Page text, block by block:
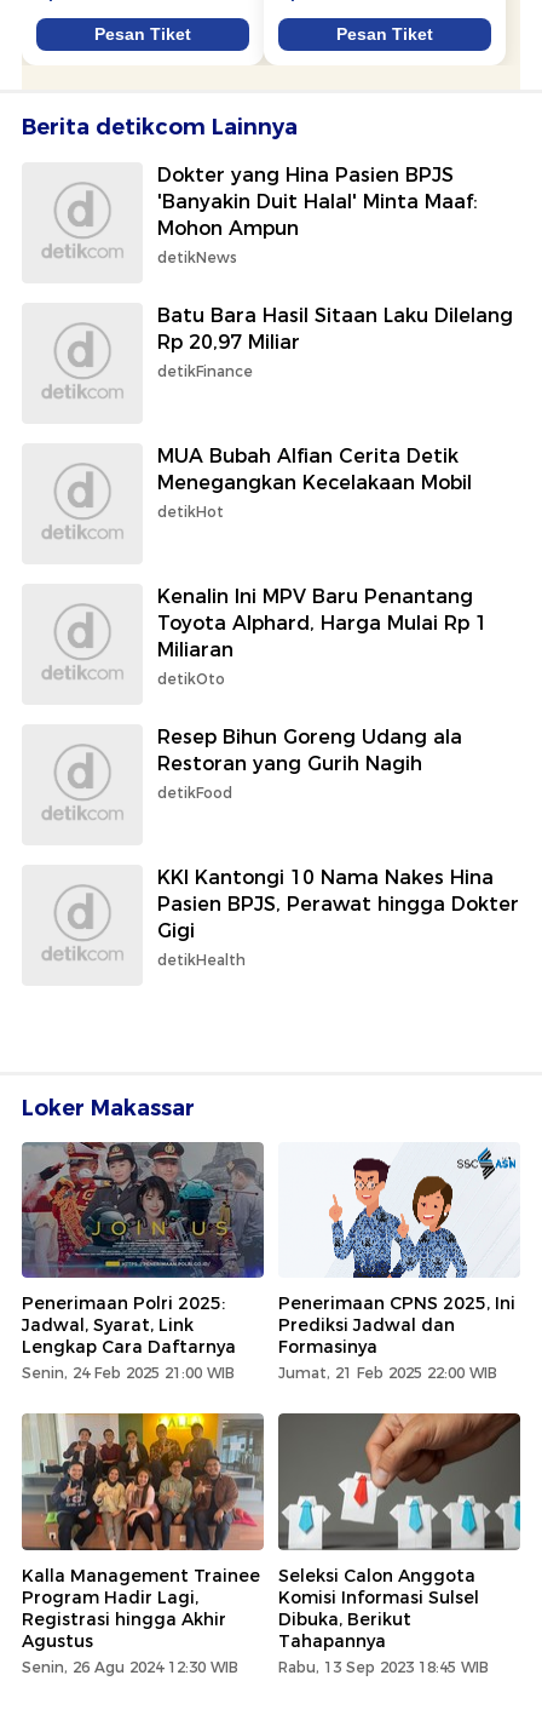
Berita detikcom Lainnya
Dokter yang Hina Pasien BPJS
'Banyakin Duit Halal' Minta Maaf:
Mohon Ampun
detikNews
Batu Bara Hasil Sitaan Laku Dilelang
Rp 20,97 Miliar
detikFinance
MUA Bubah Alfian Cerita Detik
Menegangkan Kecelakaan Mobil
detikHot
Kenalin Ini MPV Baru Penantang
Toyota Alphard, Harga Mulai Rp 1
Miliaran
detikOto
Resep Bihun Goreng Udang ala
Restoran yang Gurih Nagih
detikFood
KKI Kantongi 10 Nama Nakes Hina
Pasien BPJS, Perawat hingga Dokter
Gigi
detikHealth
Loker Makassar
Penerimaan Polri 2025:
Jadwal, Syarat, Link
Lengkap Cara Daftarnya
Senin, 24 Feb 2025 21:00 WIB
Penerimaan CPNS 2025, Ini
Prediksi Jadwal dan
Formasinya
Jumat, 21 Feb 2025 22:00 WIB
Kalla Management Trainee
Program Hadir Lagi,
Registrasi hingga Akhir
Agustus
Senin, 26 Agu 2024 12:30 WIB
Seleksi Calon Anggota
Komisi Informasi Sulsel
Dibuka, Berikut
Tahapannya
Rabu, 13 Sep 2023 18:45 WIB